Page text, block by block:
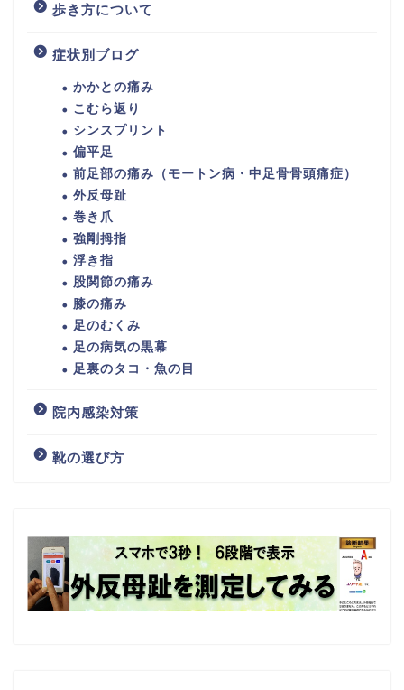
歩き方について
症状別ブログ
かかとの痛み
こむら返り
シンスプリント
偏平足
前足部の痛み（モートン病・中足骨骨頭痛症）
外反母趾
巻き爪
強剛拇指
浮き指
股関節の痛み
膝の痛み
足のむくみ
足の病気の黒幕
足裏のタコ・魚の目
院内感染対策
靴の選び方